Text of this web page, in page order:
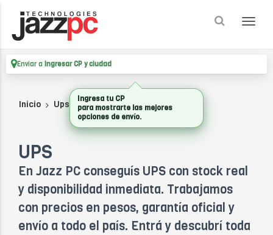
Enviar a Ingresar CP y ciudad
Inicio Ups UPS
UPS
En Jazz PC conseguís UPS con stock real
y disponibilidad inmediata. Trabajamos
con precios en pesos, garantía oficial y
envío a todo el país. Entrá y descubrí toda